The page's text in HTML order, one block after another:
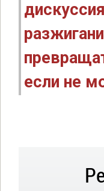
если не